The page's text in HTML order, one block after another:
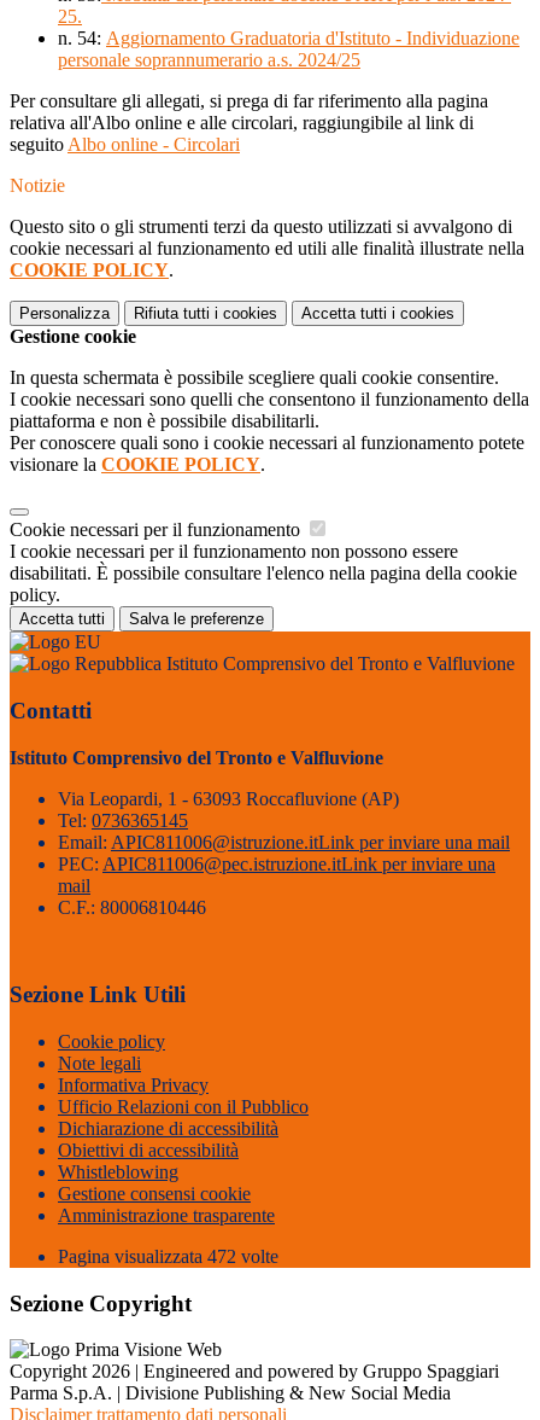
25.
n. 54: Aggiornamento Graduatoria d'Istituto - Individuazione
personale soprannumerario a.s. 2024/25
Per consultare gli allegati, si prega di far riferimento alla pagina
relativa all'Albo online e alle circolari, raggiungibile al link di
seguito Albo online - Circolari
Notizie
Questo sito o gli strumenti terzi da questo utilizzati si avvalgono di
cookie necessari al funzionamento ed utili alle finalità illustrate nella
COOKIE POLICY.
Personalizza Rifiuta tutti i cookies Accetta tutti i cookies
Gestione cookie
In questa schermata è possibile scegliere quali cookie consentire.
I cookie necessari sono quelli che consentono il funzionamento della
piattaforma e non è possibile disabilitarli.
Per conoscere quali sono i cookie necessari al funzionamento potete
visionare la COOKIE POLICY.
Cookie necessari per il funzionamento
I cookie necessari per il funzionamento non possono essere
disabilitati. È possibile consultare l'elenco nella pagina della cookie
policy.
Accetta tutti Salva le preferenze
Istituto Comprensivo del Tronto e Valfluvione
Contatti
Istituto Comprensivo del Tronto e Valfluvione
Via Leopardi, 1 - 63093 Roccafluvione (AP)
Tel: 0736365145
Email: APIC811006@istruzione.itLink per inviare una mail
PEC: APIC811006@pec.istruzione.itLink per inviare una
mail
C.F.: 80006810446
Sezione Link Utili
Cookie policy
Note legali
Informativa Privacy
Ufficio Relazioni con il Pubblico
Dichiarazione di accessibilità
Obiettivi di accessibilità
Whistleblowing
Gestione consensi cookie
Amministrazione trasparente
Pagina visualizzata 472 volte
Sezione Copyright
Copyright 2026 | Engineered and powered by Gruppo Spaggiari
Parma S.p.A. | Divisione Publishing & New Social Media
Disclaimer trattamento dati personali